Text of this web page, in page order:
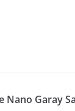
Nano Garay